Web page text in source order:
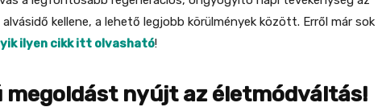
kellene, a lehető legjobb körülmények között. Erről már sok
ilyen cikk itt olvasható!
megoldást nyújt az életmódváltás!